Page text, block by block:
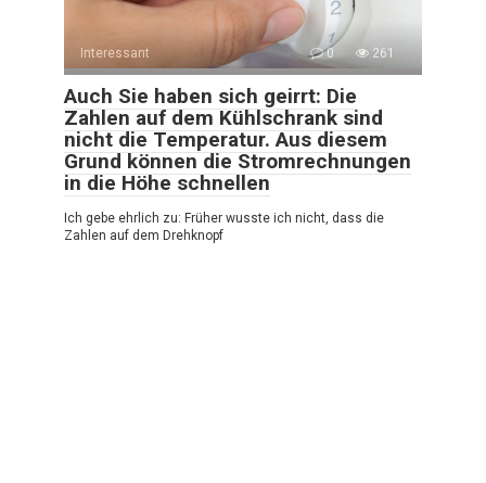
Interessant 0 261
Auch Sie haben sich geirrt: Die
Zahlen auf dem Kühlschrank sind
nicht die Temperatur. Aus diesem
Grund können die Stromrechnungen
in die Höhe schnellen
Ich gebe ehrlich zu: Früher wusste ich nicht, dass die
Zahlen auf dem Drehknopf